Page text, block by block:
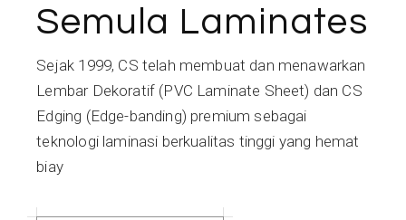
Semula Laminates
Sejak 1999, CS telah membuat dan menawarkan
Lembar Dekoratif (PVC Laminate Sheet) dan CS
Edging (Edge-banding) premium sebagai
teknologi laminasi berkualitas tinggi yang hemat
biay